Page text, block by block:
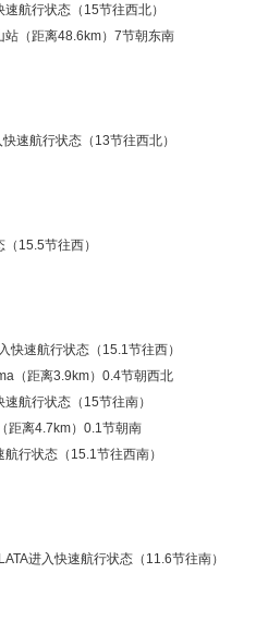
航行状态（15节往西北）
（距离48.6km）7节朝东南
速航行状态（13节往西北）
15.5节往西）
速航行状态（15.1节往西）
（距离3.9km）0.4节朝西北
航行状态（15节往南）
距离4.7km）0.1节朝南
行状态（15.1节往西南）
进入快速航行状态（11.6节往南）